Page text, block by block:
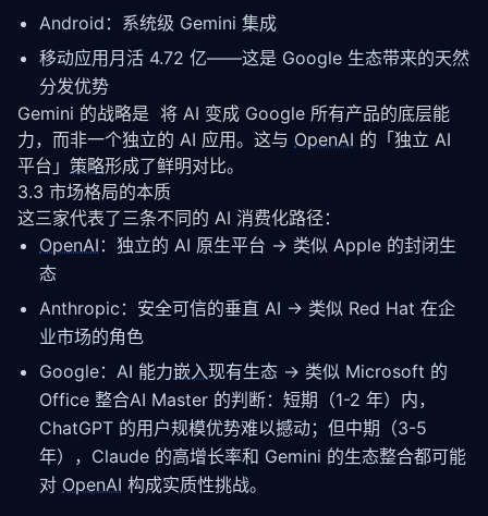
Android：系统级 Gemini 集成
移动应用月活 4.72 亿——这是 Google 生态带来的天然
分发优势
Gemini 的战略是  将 AI 变成 Google 所有产品的底层能
力，而非一个独立的 AI 应用。这与 OpenAI 的「独立 AI
平台」 策略形成了鲜明对比。
3.3 市场格局的本质
这三家代表了三条不同的 AI 消费化路径：
OpenAI ：独立的 AI 原生平台 → 类似 Apple 的封闭生
态
Anthropic：安全可信的垂直 AI → 类似 Red Hat 在企
业市场的角色
Google：AI 能力嵌入现有生态 → 类似 Microsoft 的
Office 整合AI Master 的判断：短期（1-2 年）内，
ChatGPT 的用户规模优势难以撼动；但中期（3-5
年），Claude 的高增长率和 Gemini 的生态整合都可能
对 OpenAI 构成实质性挑战。